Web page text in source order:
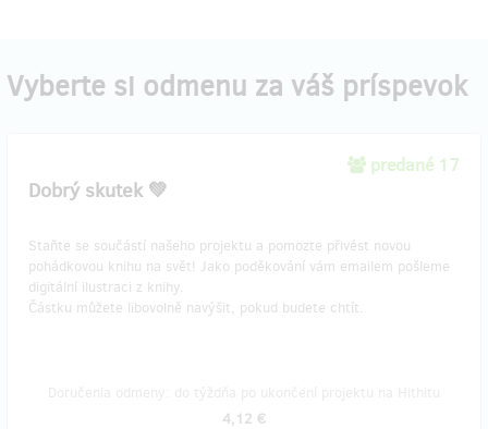
Vyberte si odmenu za váš príspevok
predané 17
Dobrý skutek 💚
Staňte se součástí našeho projektu a pomozte přivést novou
pohádkovou knihu na svět! Jako poděkování vám emailem pošleme
digitální ilustraci z knihy.
Částku můžete libovolně navýšit, pokud budete chtít.
4,12 €